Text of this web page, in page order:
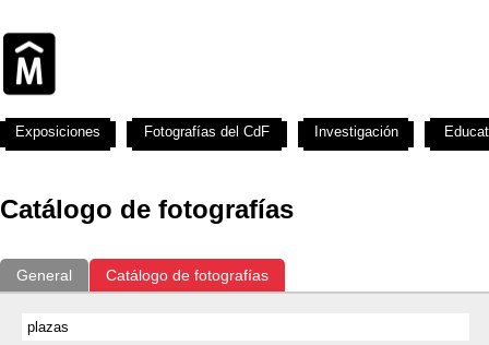
Catálogo de fotografías
General Catálogo de fotografías
Exposiciones Fotografías del CdF Investigación